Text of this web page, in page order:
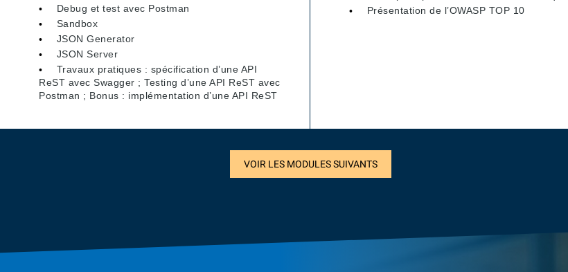
Debug et test avec Postman
Sandbox
JSON Generator
JSON Server
Travaux pratiques : spécification d’une API
ReST avec Swagger ; Testing d’une API ReST avec
Postman ; Bonus : implémentation d’une API ReST
Présentation de l’OWASP TOP 10
VOIR LES MODULES SUIVANTS